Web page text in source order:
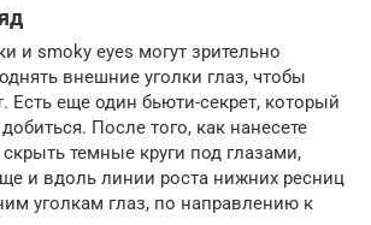
и smoky eyes могут зрительно
внешние уголки глаз, чтобы
Есть еще один бьюти-секрет, который
После того, как нанесете
темные круги под глазами,
и вдоль линии роста нижних ресниц
уголкам глаз, по направлению к